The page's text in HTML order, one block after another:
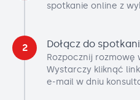
spotkanie online z
2 Dołącz do
Rozpocznij rozmowę
Wystarczy kliknąć
e-mail w dniu